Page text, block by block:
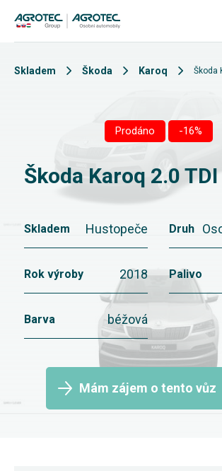
Skladem Škoda Karoq Škoda
Prodáno -16%
Škoda Karoq 2.0
Skladem Hustopeče Druh
Rok výroby 2018 Palivo
Barva béžová
Mám zájem o tento vůz